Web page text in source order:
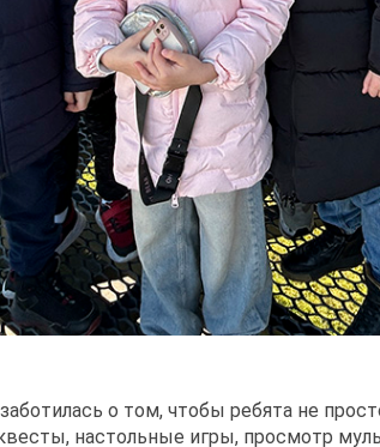
о том, чтобы ребята не
настольные игры, просмотр